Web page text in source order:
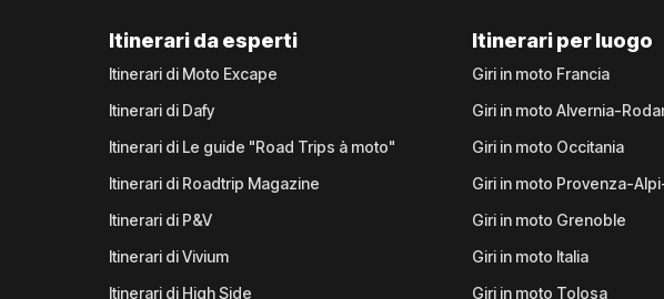
Itinerari da esperti
Itinerari di Moto Excape
Itinerari di Dafy
Itinerari di Le guide "Road Trips à moto"
Itinerari di Roadtrip Magazine
Itinerari di P&V
Itinerari di Vivium
Itinerari di High Side
Itinerari per luogo
Giri in moto Francia
Giri in moto Alvernia-
Giri in moto Occitania
Giri in moto Provenza-
Giri in moto Grenoble
Giri in moto Italia
Giri in moto Tolosa